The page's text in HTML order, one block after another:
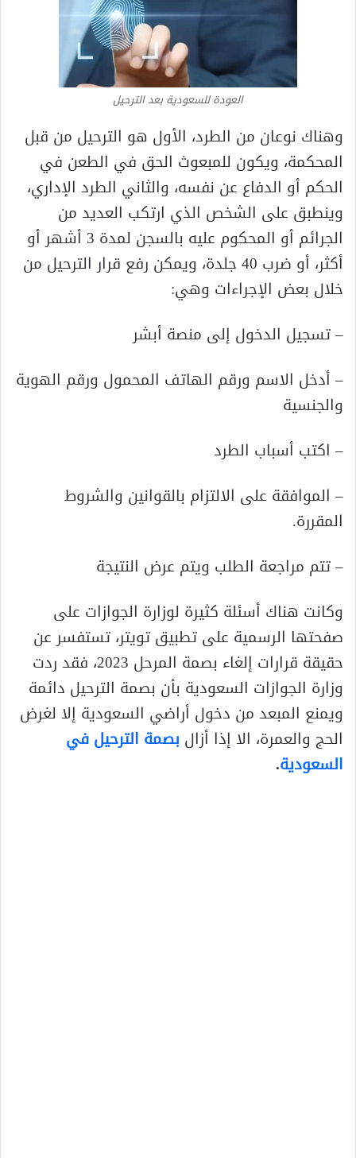
العودة للسعودية بعد الترحيل
وهناك نوعان من الطرد، الأول هو الترحيل من قبل
المحكمة، ويكون للمبعوث الحق في الطعن في
الحكم أو الدفاع عن نفسه، والثاني الطرد الإداري،
وينطبق على الشخص الذي ارتكب العديد من
الجرائم أو المحكوم عليه بالسجن لمدة 3 أشهر أو
أكثر، أو ضرب 40 جلدة، ويمكن رفع قرار الترحيل من
خلال بعض الإجراءات وهي:
– تسجيل الدخول إلى منصة أبشر
– أدخل الاسم ورقم الهاتف المحمول ورقم الهوية
والجنسية
– اكتب أسباب الطرد
– الموافقة على الالتزام بالقوانين والشروط
المقررة.
– تتم مراجعة الطلب ويتم عرض النتيجة
وكانت هناك أسئلة كثيرة لوزارة الجوازات على
صفحتها الرسمية على تطبيق تويتر، تستفسر عن
حقيقة قرارات إلغاء بصمة المرحل 2023، فقد ردت
وزارة الجوازات السعودية بأن بصمة الترحيل دائمة
ويمنع المبعد من دخول أراضي السعودية إلا لغرض
الحج والعمرة، الا إذا أزال بصمة الترحيل في
السعودية.